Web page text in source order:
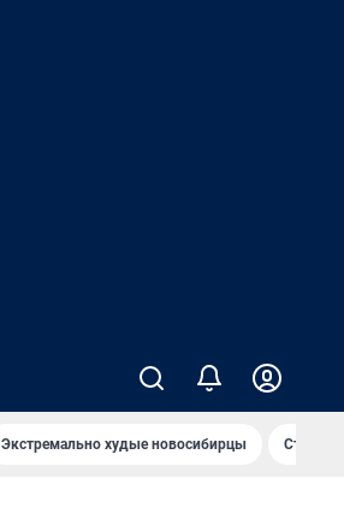
Экстремально худые новосибирцы Старт